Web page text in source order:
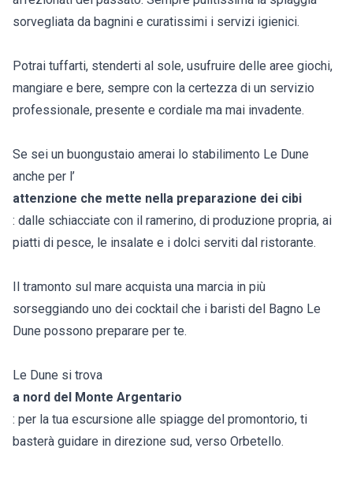
sorvegliata da bagnini e curatissimi i servizi igienici.
Potrai tuffarti, stenderti al sole, usufruire delle aree giochi,
mangiare e bere, sempre con la certezza di un servizio
professionale, presente e cordiale ma mai invadente.
Se sei un buongustaio amerai lo stabilimento Le Dune
anche per l’
attenzione che mette nella preparazione dei cibi
: dalle schiacciate con il ramerino, di produzione propria, ai
piatti di pesce, le insalate e i dolci serviti dal ristorante.
Il tramonto sul mare acquista una marcia in più
sorseggiando uno dei cocktail che i baristi del Bagno Le
Dune possono preparare per te.
Le Dune si trova
a nord del Monte Argentario
: per la tua escursione alle spiagge del promontorio, ti
basterà guidare in direzione sud, verso Orbetello.